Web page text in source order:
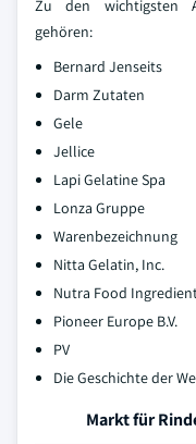
Zu den wichtigsten
gehören:
Bernard Jenseits
Darm Zutaten
Gele
Jellice
Lapi Gelatine Spa
Lonza Gruppe
Warenbezeichnung
Nitta Gelatin, Inc.
Nutra Food
Pioneer Europe B.V.
PV
Die Geschichte der
Markt für